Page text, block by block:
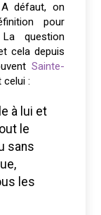
défaut, on
pour
question
cela depuis
Sainte-
celui :
le
sans
les